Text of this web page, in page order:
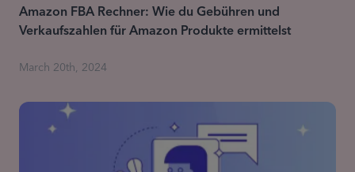
Amazon FBA Rechner: Wie du Gebühren und
Verkaufszahlen für Amazon Produkte ermittelst
March 20th, 2024